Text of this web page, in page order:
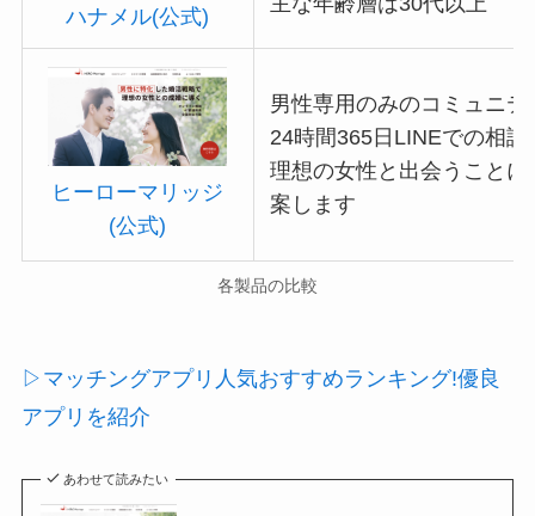
ハナメル(公式)
ヒーローマリッジ
(公式)
男性専用のみのコミュニテ
24時間365日LINEでの相談
理想の女性と出会うこと
案します
各製品の比較
▷マッチングアプリ人気おすすめランキング!優良
アプリを紹介
あわせて読みたい